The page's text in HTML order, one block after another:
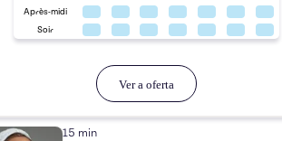
Après-midi
Soir
Ver a oferta
15 min